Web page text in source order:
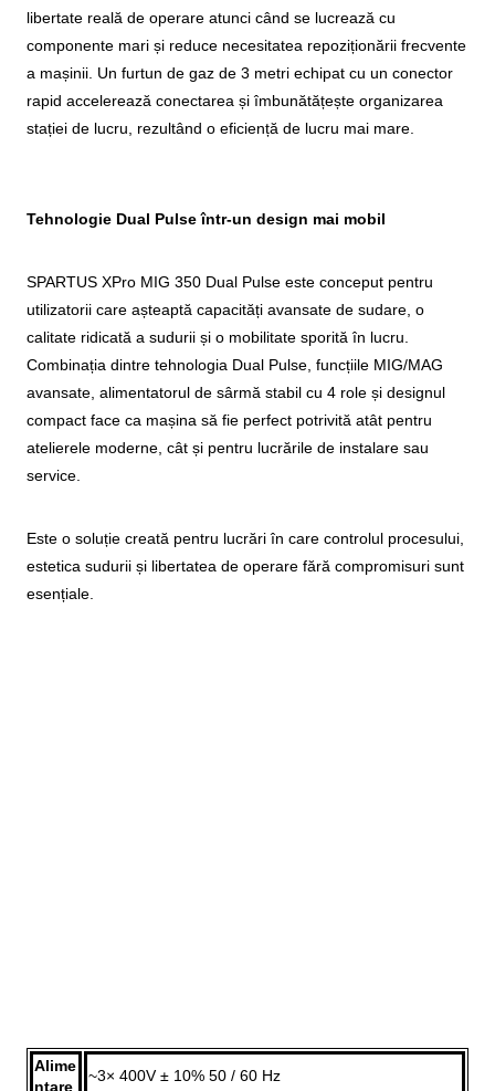
libertate reală de operare atunci când se lucrează cu
componente mari și reduce necesitatea repoziționării frecvente
a mașinii. Un furtun de gaz de 3 metri echipat cu un conector
rapid accelerează conectarea și îmbunătățește organizarea
stației de lucru, rezultând o eficiență de lucru mai mare.
Tehnologie Dual Pulse într-un design mai mobil
SPARTUS XPro MIG 350 Dual Pulse este conceput pentru
utilizatorii care așteaptă capacități avansate de sudare, o
calitate ridicată a sudurii și o mobilitate sporită în lucru.
Combinația dintre tehnologia Dual Pulse, funcțiile MIG/MAG
avansate, alimentatorul de sârmă stabil cu 4 role și designul
compact face ca mașina să fie perfect potrivită atât pentru
atelierele moderne, cât și pentru lucrările de instalare sau
service.
Este o soluție creată pentru lucrări în care controlul procesului,
estetica sudurii și libertatea de operare fără compromisuri sunt
esențiale.
Alime
ntare
~3× 400V ± 10% 50 / 60 Hz